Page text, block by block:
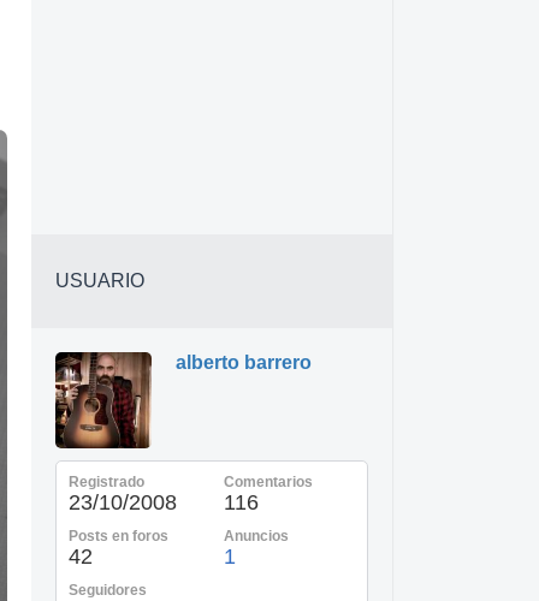
USUARIO
alberto barrero
Registrado
23/10/2008
Comentarios
116
Posts en foros
42
Anuncios
1
Seguidores